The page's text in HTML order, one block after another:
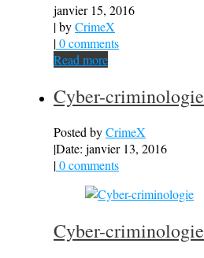
janvier 15, 2016
| byCrimeX
|0 comments
Read more
Cyber-criminologie
Posted byCrimeX
|Date: janvier 13, 2016
|0 comments
Cyber-criminologie